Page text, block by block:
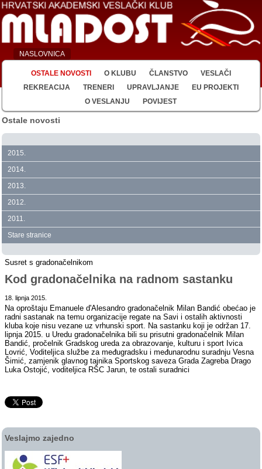
NASLOVNICA
OSTALE NOVOSTI O KLUBU ČLANSTVO
VESLAČI
REKREACIJA
TRENERI UPRAVLJANJE
EU PROJEKTI
O VESLANJU
POVIJEST
Ostale novosti
2015.
2014.
2013.
2012.
2011.
Stare stranice
Susret s gradonačelnikom
Kod gradonačelnika na radnom sastanku
18. lipnja 2015.
Na oproštaju Emanuele d'Alesandro gradonačelnik Milan Bandić obećao je
radni sastanak na temu organizacije regate na Savi i ostalih aktivnosti
kluba koje nisu vezane uz vrhunski sport. Na sastanku koji je održan 17.
lipnja 2015. u Uredu gradonačelnika bili su prisutni gradonačelnik Milan
Bandić, pročelnik Gradskog ureda za obrazovanje, kulturu i sport Ivica
Lovrić, Voditeljica službe za međugradsku i međunarodnu suradnju Vesna
Šimić, zamjenik glavnog tajnika Sportskog saveza Grada Zagreba Drago
Luka Ostojić, voditeljica RŠC Jarun, te ostali suradnici
Veslajmo zajedno